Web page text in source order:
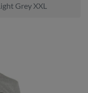
Grey XXL